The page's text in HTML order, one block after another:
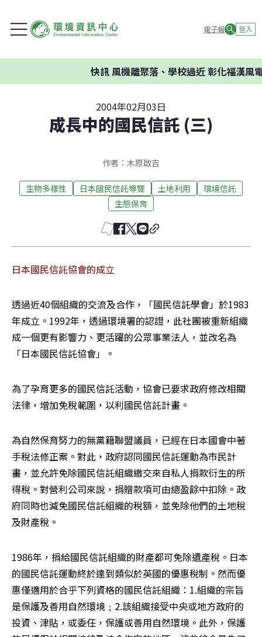
電子報 登入
快訊風機離聚落、學校過近 彰化福漢風電
2004年02月03日
成長中的國民信託 (三)
作者：木原啟吉
生物多樣性 日本國民信託導覽 土地利用
環境信託
生態保育
日本國民信託協會的成立
透過近40個組織的交流及合作，「國民信託學會」於1983
年成立。1992年，透過環境署的認證，此社團被重新組織
成一個更有影響力、更活躍的公眾事業法人，並改名為
「日本國民信託協會」。
為了孕育更多的國民信託活動，協會已要求政府修改相關
法律，增加免稅範圍，以利國民信託計畫。
為自然保育努力的無黨籍聯盟議員，已經在日本國會中著
手稅法修正案。對此，政府認同國民信託運動為市民計
畫，並允許免除國民信託組織繳交來自私人捐款衍生的所
得稅。對營利公司來說，捐贈款項可由總盈餘中扣除。政
府同時也減免國民信託組織的稅額，並免除他們的土地稅
及財產稅。
1986年，捐給國民信託組織的財產都可免除遺產稅。日本
的國民信託運動終於達到類似於英國的優惠稅制。然而優
惠僅適用於合乎下列資格的國民信託組織：1.組織的宗旨
是保護及善用自然環境﹔2.該組織接受中央或地方政府的
投資、津貼，或委任，保護或善用自然環境。此外，保護